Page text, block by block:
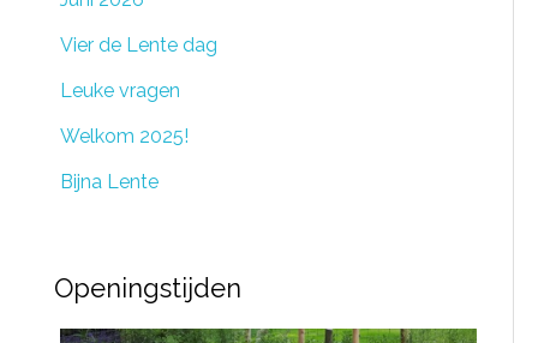
Vier de Lente dag
Leuke vragen
Welkom 2025!
Bijna Lente
Openingstijden